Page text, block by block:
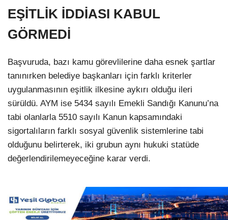
EŞİTLİK İDDİASI KABUL
GÖRMEDİ
Başvuruda, bazı kamu görevlilerine daha esnek şartlar
tanınırken belediye başkanları için farklı kriterler
uygulanmasının eşitlik ilkesine aykırı olduğu ileri
sürüldü. AYM ise 5434 sayılı Emekli Sandığı Kanunu’na
tabi olanlarla 5510 sayılı Kanun kapsamındaki
sigortalıların farklı sosyal güvenlik sistemlerine tabi
olduğunu belirterek, iki grubun aynı hukuki statüde
değerlendirilemeyeceğine karar verdi.